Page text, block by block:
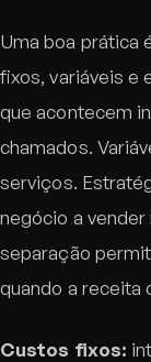
Uma boa prática
fixos, variáveis e
que acontecem
chamados.
serviços.
negócio a vender
separação
quando a receita
Custos fixos: